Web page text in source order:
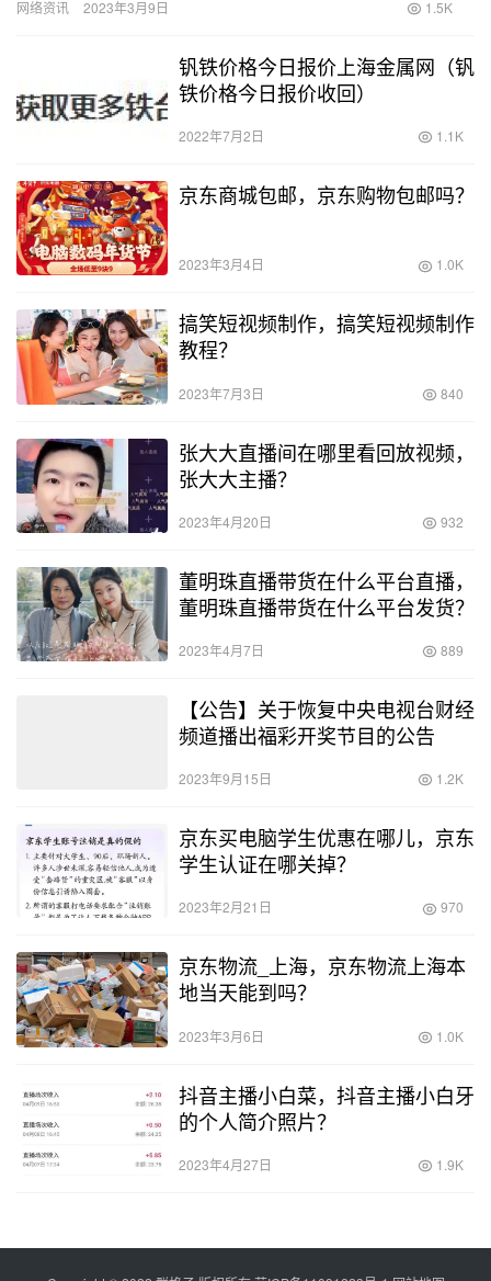
希…
网络资讯 2023年3月9日 1.5K
钒铁价格今日报价上海金属网（钒
铁价格今日报价收回）
2022年7月2日 1.1K
京东商城包邮，京东购物包邮吗？
2023年3月4日 1.0K
搞笑短视频制作，搞笑短视频制作
教程？
2023年7月3日 840
张大大直播间在哪里看回放视频，
张大大主播？
2023年4月20日 932
董明珠直播带货在什么平台直播，
董明珠直播带货在什么平台发货？
2023年4月7日 889
【公告】关于恢复中央电视台财经
频道播出福彩开奖节目的公告
2023年9月15日 1.2K
京东买电脑学生优惠在哪儿，京东
学生认证在哪关掉？
2023年2月21日 970
京东物流_上海，京东物流上海本
地当天能到吗？
2023年3月6日 1.0K
抖音主播小白菜，抖音主播小白牙
的个人简介照片？
2023年4月27日 1.9K